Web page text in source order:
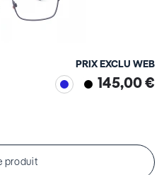
PRIX EXCLU WEB
145,00 €
produit